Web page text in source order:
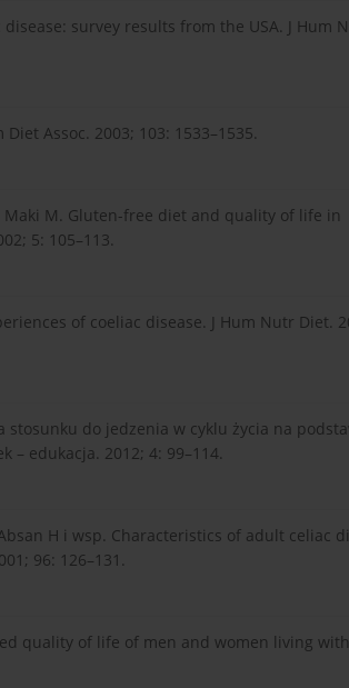
disease: survey results from the USA. J Hum
Assoc. 2003; 103: 1533–1535.
Maki M. Gluten-free diet and quality of life in
5: 105–113.
of coeliac disease. J Hum Nutr Diet.
stosunku do jedzenia w cyklu życia na
– edukacja. 2012; 4: 99–114.
H i wsp. Characteristics of adult celiac
96: 126–131.
quality of life of men and women living